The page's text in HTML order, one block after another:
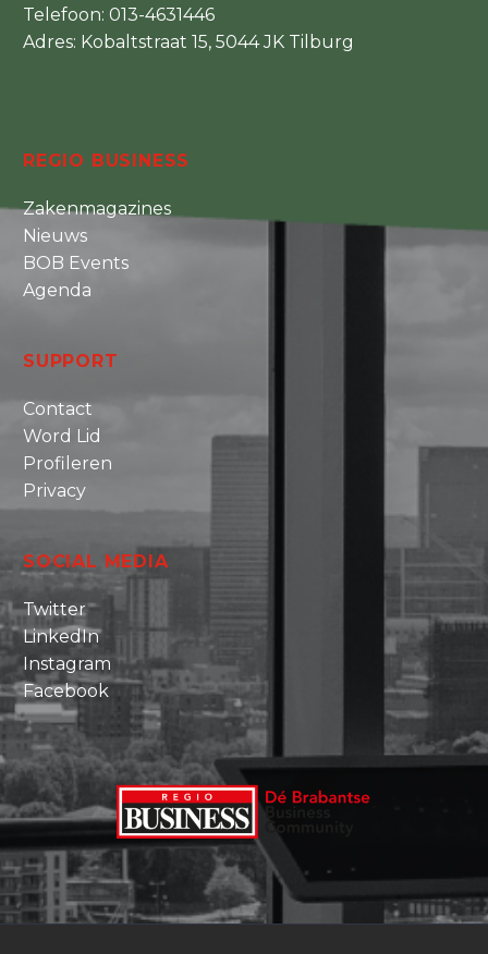
Telefoon: 013-4631446
Adres: Kobaltstraat 15, 5044 JK Tilburg
REGIO BUSINESS
Zakenmagazines
Nieuws
BOB Events
Agenda
SUPPORT
Contact
Word Lid
Profileren
Privacy
SOCIAL MEDIA
Twitter
LinkedIn
Instagram
Facebook